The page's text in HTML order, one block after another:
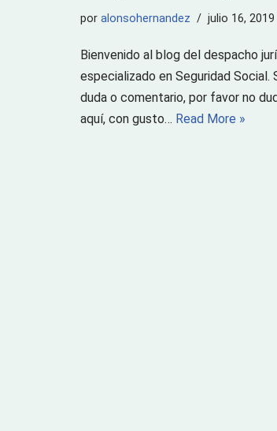
por alonsohernandez julio 16, 2019
Bienvenido al blog del despacho
especializado en Seguridad Social.
duda o comentario, por favor no
aquí, con gusto… Read More »